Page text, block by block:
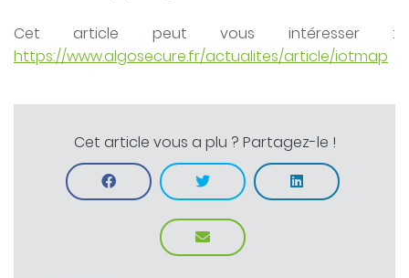
Cet article peut vous intéresser :
https://www.algosecure.fr/actualites/article/iotmap
Cet article vous a plu ? Partagez-le !